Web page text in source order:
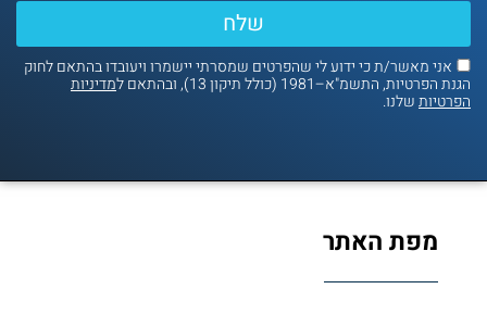
אני מאשר/ת כי ידוע לי שהפרטים שמסרתי יישמרו ויעובדו בהתאם לחוק
הפרטיות, התשמ"א–1981 (כולל תיקון 13), ובהתאם ל מדיניות
שלנו.
שלח
מפת האתר